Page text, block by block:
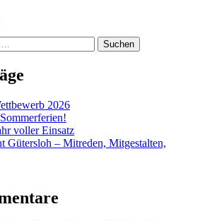
2026
voller Einsatz
Gütersloh – Mitreden, Mitgestalten,